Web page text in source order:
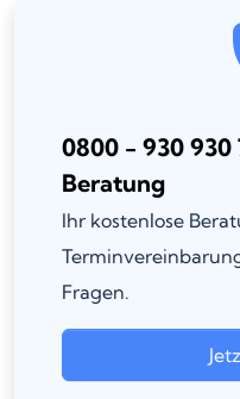
0800 - 930 930
Beratung
Ihr kostenlose
Fragen.